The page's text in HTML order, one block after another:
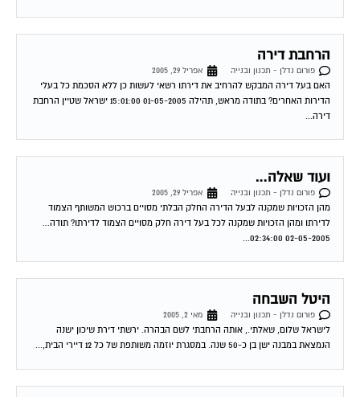
הרחבת דירה
פורום נדלן - תכנון ובנייה
אפריל 29, 2005
האם בעל דירה המבקש להרחיב את דירתו רשאי לעשות כן ללא הסכמת כל בעלי
הדירות האחרים? בתודה מראש, תהילה 01-05-2005 15:01:00 ישראל שטיין הרחבת
דירה...
ועוד שאלה…
פורום נדלן - תכנון ובנייה
אפריל 29, 2005
מהן הזכויות שמקנה לבעל הדירה החלק הבלתי מסויים ברכוש המשותף הצמוד
לדירתו ומהן הזכויות שמקנה לכל בעל דירה חלק מסויים הצמוד לדירתו? תודה…
02-05-2005 02:34:00...
היטל השבחה
פורום נדלן - תכנון ובנייה
מאי 2, 2005
לישראל שלום, שאלתי., אותה הרחבתי לשם הבהרה. ירשתי דירת שיכון ישנה
הנמצאת במבנה ישן בן כ-50 שנה. במסגרת יוזמה משותפת של כל 12 דיירי הבית,...